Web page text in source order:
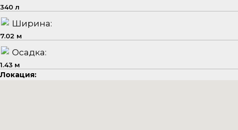
340 л
Ширина:
7.02 м
Осадка:
1.43 м
Локация: